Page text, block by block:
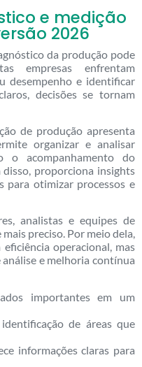
e medição
2026
da produção pode
empresas enfrentam
desempenho e identificar
decisões se tornam
de produção apresenta
organizar e analisar
o acompanhamento do
disso, proporciona insights
para otimizar processos e
analistas e equipes de
preciso. Por meio dela,
operacional, mas
e melhoria contínua
importantes em um
de áreas que
informações claras para